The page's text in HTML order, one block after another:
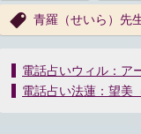
青羅（せいら）先
投
稿
電話占いウィル：ア
電話占い法蓮：望美